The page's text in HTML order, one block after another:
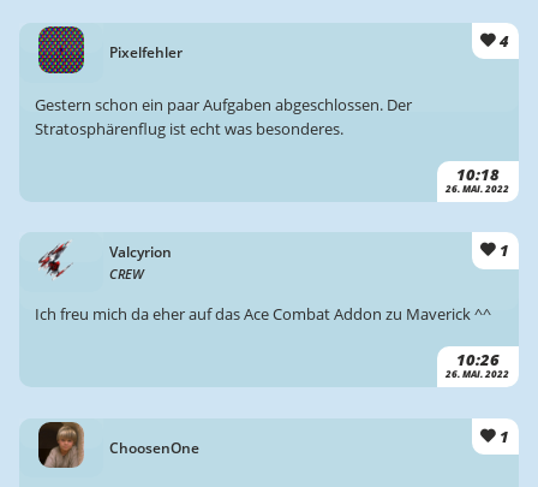
Pixelfehler
4
10:18
26. MAI. 2022
Gestern schon ein paar Aufgaben abgeschlossen. Der
Stratosphärenflug ist echt was besonderes.
Valcyrion
CREW
1
10:26
26. MAI. 2022
Ich freu mich da eher auf das Ace Combat Addon zu Maverick ^^
ChoosenOne
1